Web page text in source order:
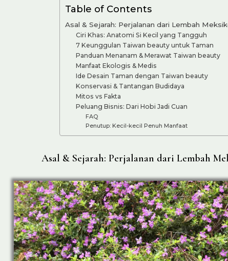
Table of Contents
Asal & Sejarah: Perjalanan dari Lembah
Ciri Khas: Anatomi Si Kecil yang Tangguh
7 Keunggulan Taiwan beauty untuk Taman
Panduan Menanam & Merawat Taiwan beauty
Manfaat Ekologis & Medis
Ide Desain Taman dengan Taiwan beauty
Konservasi & Tantangan Budidaya
Mitos vs Fakta
Peluang Bisnis: Dari Hobi Jadi Cuan
FAQ
Penutup: Kecil-kecil Penuh Manfaat
Asal & Sejarah: Perjalanan dari Lembah